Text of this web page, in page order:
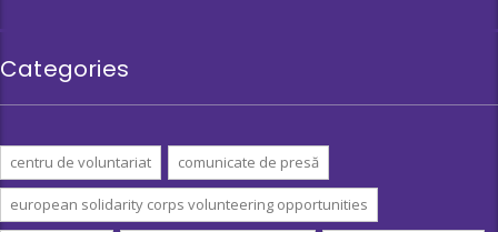
Categories
centru de voluntariat comunicate de presă
european solidarity corps volunteering opportunities